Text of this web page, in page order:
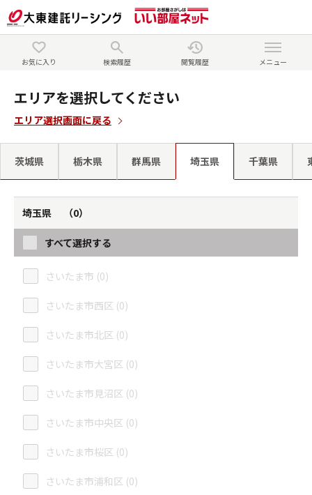
お気に入り 検索履歴 閲覧履歴 メニュー
エリアを選択してください
エリア選択画面に戻る
茨城県 栃木県 群馬県 埼玉県 千葉県
埼玉県 （0）
すべて選択する
さいたま市 (0)
さいたま市西区 (0)
さいたま市北区 (0)
さいたま市大宮区 (0)
さいたま市見沼区 (0)
さいたま市中央区 (0)
さいたま市桜区 (0)
さいたま市浦和区 (0)